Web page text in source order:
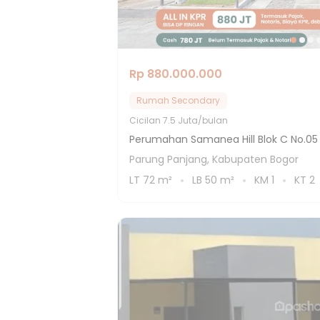
Rp 880.000.000
Rumah Secondary
Cicilan 7.5 Juta/bulan
Perumahan Samanea Hill Blok C No.05
Parung Panjang, Kabupaten Bogor
LT 72 m² LB 50 m² KM 1 KT 2